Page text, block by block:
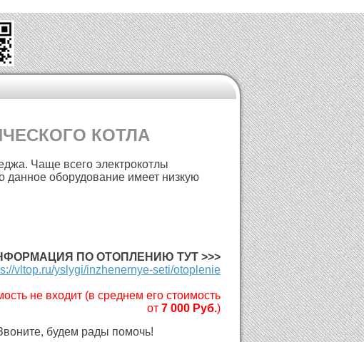
КОТЛА
Чаще всего электрокотлы
данное оборудование имеет низкую
ПО ОТОПЛЕНИЮ ТУТ >>>
vltop.ru/yslygi/inzhenernye-seti/otoplenie
не входит (в среднем его стоимость
от 7 000 Руб.)
будем рады помочь!